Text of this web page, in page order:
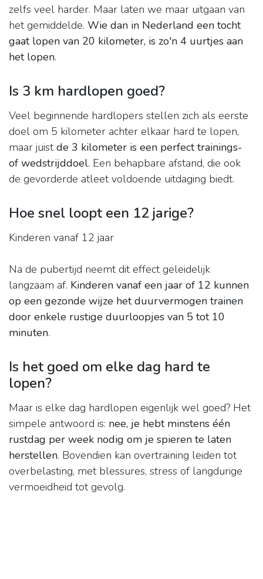
zelfs veel harder. Maar laten we maar uitgaan van
het gemiddelde. Wie dan in Nederland een tocht
gaat lopen van 20 kilometer, is zo'n 4 uurtjes aan
het lopen.
Is 3 km hardlopen goed?
Veel beginnende hardlopers stellen zich als eerste
doel om 5 kilometer achter elkaar hard te lopen,
maar juistde 3 kilometer is een perfect trainings-
of wedstrijddoel. Een behapbare afstand, die ook
de gevorderde atleet voldoende uitdaging biedt.
Hoe snel loopt een 12 jarige?
Kinderen vanaf 12 jaar
Na de pubertijd neemt dit effect geleidelijk
langzaam af. Kinderen vanaf een jaar of 12 kunnen
op een gezonde wijze het duurvermogen trainen
door enkele rustige duurloopjes van 5 tot 10
minuten.
Is het goed om elke dag hard te
lopen?
Maar is elke dag hardlopen eigenlijk wel goed? Het
simpele antwoord is: nee, je hebt minstens één
rustdag per week nodig om je spieren te laten
herstellen. Bovendien kan overtraining leiden tot
overbelasting, met blessures, stress of langdurige
vermoeidheid tot gevolg.